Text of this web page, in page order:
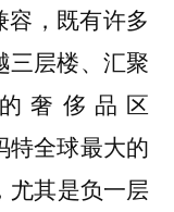
容，既有许多
层楼、汇聚
奢侈品区
特全球最大的
尤其是负一层